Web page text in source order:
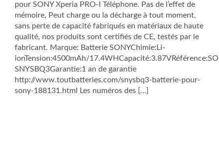
pour SONY Xperia PRO-I Téléphone. Pas de l’effet de
mémoire, Peut charge ou la décharge à tout moment,
sans perte de capacité fabriqués en matériaux de haute
qualité, nos produits sont certifiés de CE, testés par le
fabricant. Marque: Batterie SONYChimie:Li-
ionTension:4500mAh/
SNYSBQ3Garantie:1 an de garantie
http://www.toutbatteries.com/snysbq3-batterie-pour-
sony-188131.html Les numéros des […]